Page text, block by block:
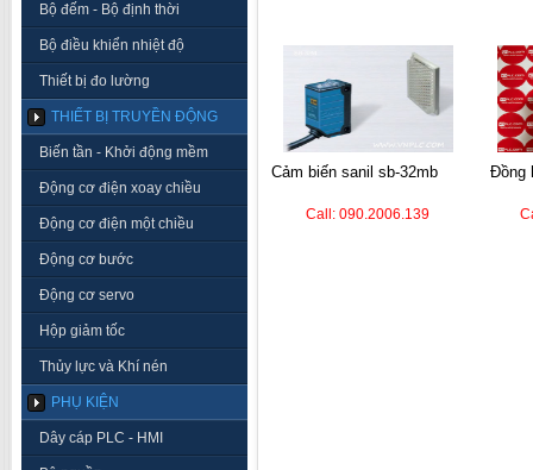
Bộ đếm - Bộ định thời
Bộ điều khiển nhiệt độ
Thiết bị đo lường
THIẾT BỊ TRUYỀN ĐỘNG
Biến tần - Khởi động mềm
Động cơ điện xoay chiều
Động cơ điện một chiều
Động cơ bước
Động cơ servo
Hộp giảm tốc
Thủy lực và Khí nén
PHỤ KIỆN
Dây cáp PLC - HMI
cảm biến sanil sb-32mb
Call: 090.2006.139
đồng hồ nhiệt autonics